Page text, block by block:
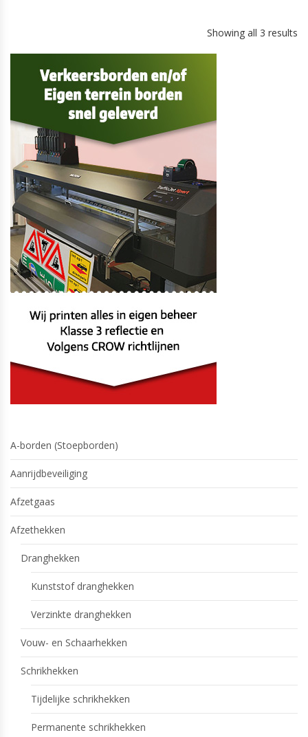
Showing all 3 results
A-borden (Stoepborden)
Aanrijdbeveiliging
Afzetgaas
Afzethekken
Dranghekken
Kunststof dranghekken
Verzinkte dranghekken
Vouw- en Schaarhekken
Schrikhekken
Tijdelijke schrikhekken
Permanente schrikhekken